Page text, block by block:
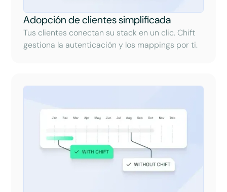
Adopción de clientes simplificada
Tus clientes conectan su stack en un clic. Chift
gestiona la autenticación y los mappings por ti.